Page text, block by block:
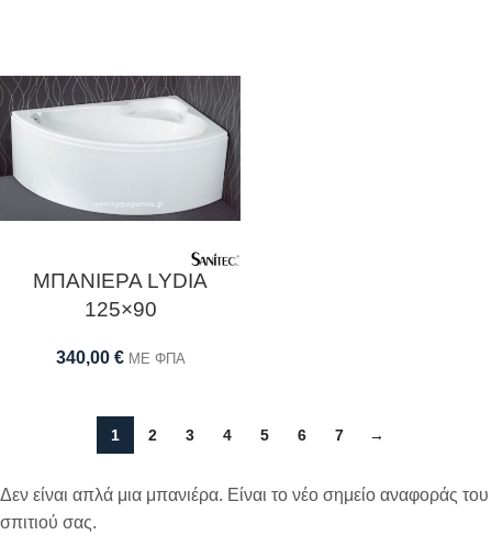
ΜΠΑΝΙΕΡΑ LYDIA
125×90
340,00 € ΜΕ ΦΠΑ
1 2 3 4 5 6 7 →
Δεν είναι απλά μια μπανιέρα. Είναι το νέο σημείο αναφοράς του
σπιτιού σας.